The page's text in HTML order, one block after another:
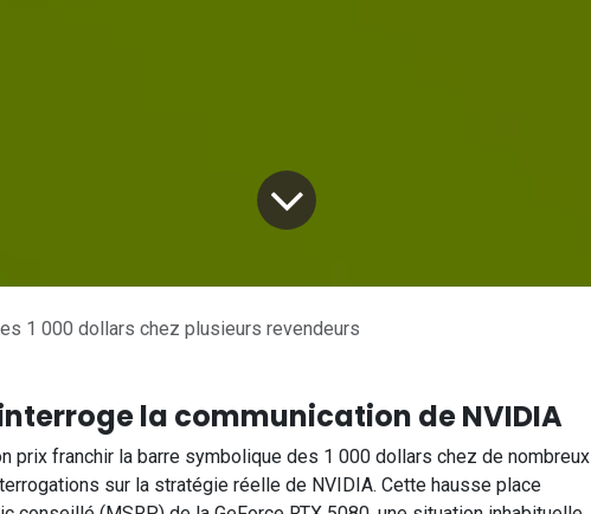
1 000 dollars chez plusieurs revendeurs
la communication de NVIDIA
prix franchir la barre symbolique des 1 000 dollars chez de nombreux
sur la stratégie réelle de NVIDIA. Cette hausse place